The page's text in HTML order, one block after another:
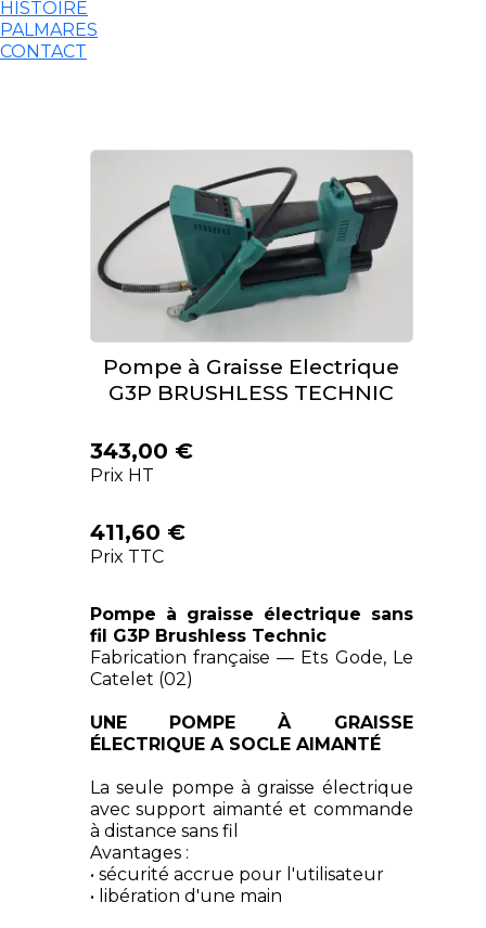
HISTOIRE
PALMARES
CONTACT
Pompe à Graisse Electrique
G3P BRUSHLESS TECHNIC
343,00 €
Prix HT
411,60 €
Prix TTC
Pompe à graisse électrique sans
fil G3P Brushless Technic
Fabrication française — Ets Gode, Le
Catelet (02)
UNE POMPE À GRAISSE
ÉLECTRIQUE A SOCLE AIMANTÉ
La seule pompe à graisse électrique
avec support aimanté et commande
à distance sans fil
Avantages :
• sécurité accrue pour l'utilisateur
• libération d'une main